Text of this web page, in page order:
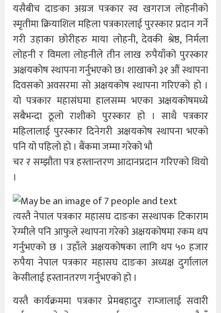
यसैबीच दाङका अग्रज पत्रकार स्व खगराज लोहनीको
स्मृतीमा क्रियाशिल महिला पत्रकारलाई पुरस्कार प्रदान गर्ने
गरी उहाका छोरीहरु माया लोहनी, देवकी श्रेष्ठ, निर्मला
लोहनी र विमला लोहनीले तीन लाख रुपैयाँको पुरस्कार
अक्षयकोष स्थापना गर्नुभएको छ। शाखाको ३१ औंं स्थापना
दिवसको अवसरमा सो अक्षयकोष स्थापना गरिएको हो ।
यो पत्रकार महासंघमा हालसम्म भएका अक्षयकोषमध्ये
सबैभन्दा ठूलो राशीको पुरस्कार हो । साथै पत्रकार
महिलालाई पुरस्कार दिनेगरी अक्षयकोष स्थापना भएको
पनि यो पहिलो हो । बैंकमा जम्मा गरेको भौ
चर र सम्झौता पत्र हस्तान्तरण आदानप्रदान गरिएको थियो
।
त्यस्तै नेपाल पत्रकार महासघ दाङका सस्थापक टिकाराम
रेग्मीले पनि आफुले स्थापना गरेको अक्षयकोषमा रकम थप
गर्नुभएको छ । उहाँले अक्षयकोषका लागि थप ५० हजार
रुपैया नेपाल पत्रकार महासघ दाङका अध्यक्ष दुर्गालाल
केसीलाई हस्तानतरण गर्नुभएको हो ।
यस्तै कार्यक्रममा पत्रकार प्रेमबहादुर राम्जालाई सवारी